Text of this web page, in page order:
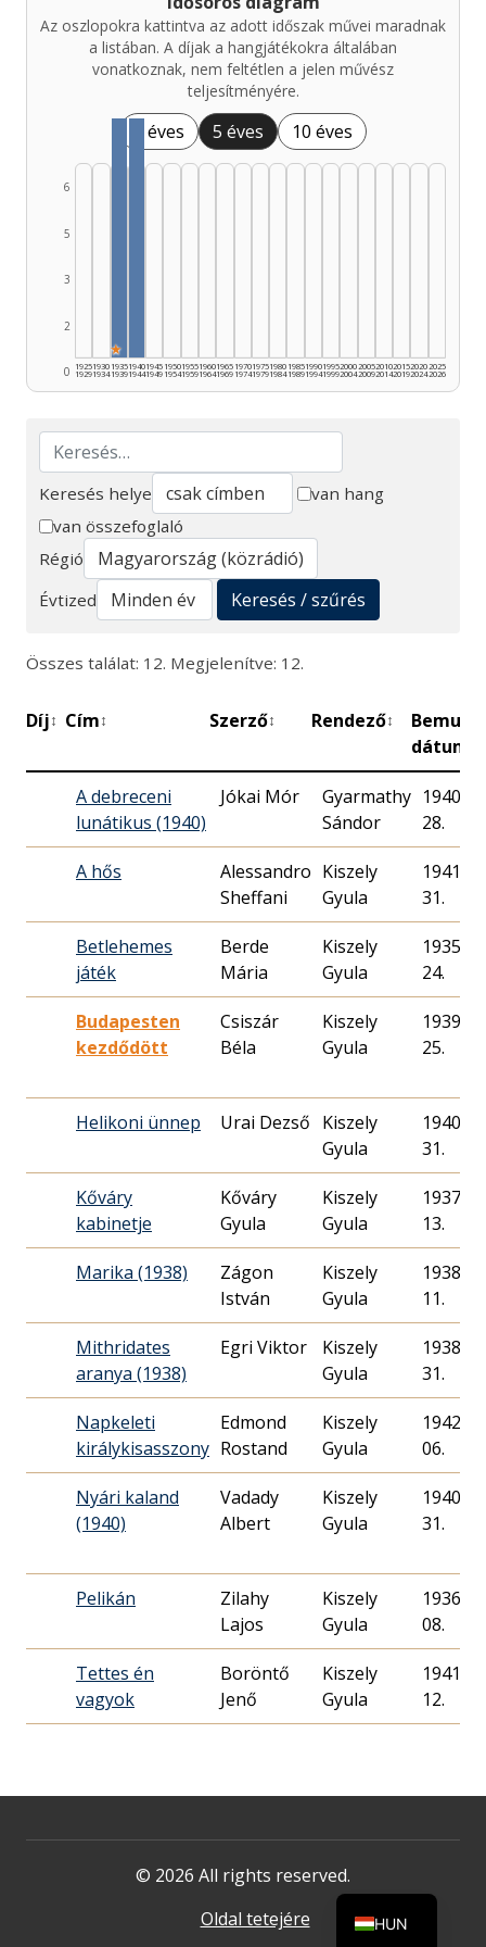
Az oszlopokra kattintva az adott időszak művei maradnak
a listában. A díjak a hangjátékokra általában
vonatkoznak, nem feltétlen a jelen művész
teljesítményére.
1 éves 5 éves 10 éves
0
2
3
5
6
1925
1929
1930
1934
★
1935
1939
1940
1944
1945
1949
1950
1954
1955
1959
1960
1964
1965
1969
1970
1974
1975
1979
1980
1984
1985
1989
1990
1994
1995
1999
2000
2004
2005
2009
2010
2014
2015
2019
2020
2024
2025
2026
Keresés
Keresés helye
van hang
van összefoglaló
Régió
Évtized
Keresés / szűrés
Összes találat: 12. Megjelenítve: 12.
Díj↕ Cím↕ Szerző↕ Rendező↕
dátuma
A debreceni
lunátikus (1940)
Jókai Mór
Gyarmathy
Sándor
1940.
28.
A hős
Alessandro
Sheffani
Kiszely
Gyula
1941.
31.
Betlehemes
játék
Berde
Mária
Kiszely
Gyula
1935.
24.
Budapesten
kezdődött
Csiszár
Béla
Kiszely
Gyula
1939.
25.
Helikoni ünnep Urai Dezső Kiszely
Gyula
1940.
31.
Kőváry
kabinetje
Kőváry
Gyula
Kiszely
Gyula
1937.
13.
Marika (1938)
Zágon
István
Kiszely
Gyula
1938.
11.
Mithridates
aranya (1938)
Egri Viktor
Kiszely
Gyula
1938.
31.
Napkeleti
királykisasszony
Edmond
Rostand
Kiszely
Gyula
1942.
06.
Nyári kaland
(1940)
Vadady
Albert
Kiszely
Gyula
1940.
31.
Pelikán
Zilahy
Lajos
Kiszely
Gyula
1936.
08.
Tettes én
vagyok
Boröntő
Jenő
Kiszely
Gyula
1941.
12.
© 2026 All rights reserved.
Oldal tetejére
HUN